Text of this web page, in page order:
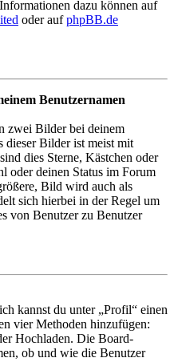
dazu können auf
oder aufphpBB.de
Benutzernamen
zwei Bilder bei deinem
dieser Bilder ist meist mit
dies Sterne, Kästchen oder
oder deinen Status im Forum
Bild wird auch als
sich hierbei in der Regel um
von Benutzer zu Benutzer
kannst du unter „Profil“ einen
vier Methoden hinzufügen:
Hochladen. Die Board-
ob und wie die Benutzer